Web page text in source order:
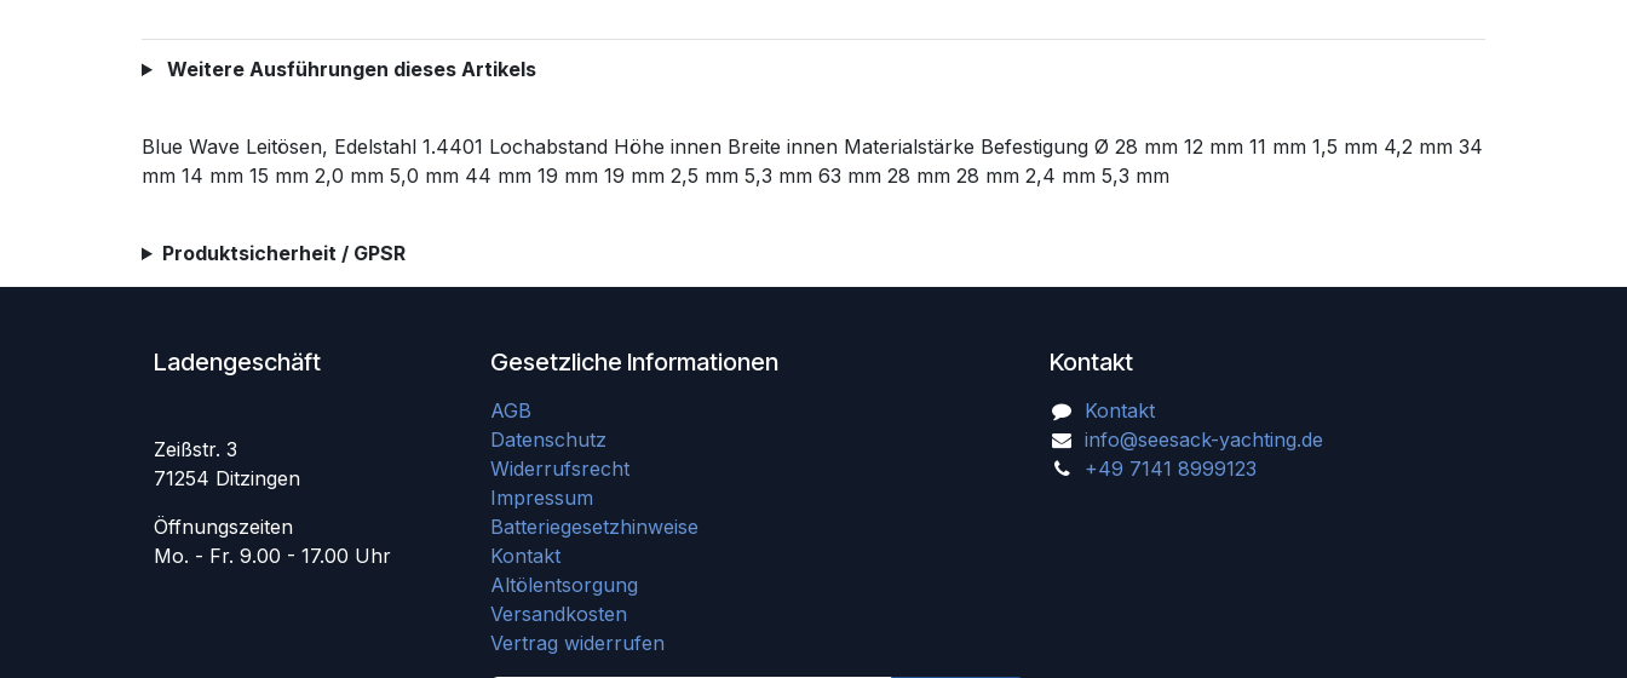
Weitere Ausführungen dieses Artikels
Blue Wave Leitösen, Edelstahl 1.4401 Lochabstand Höhe innen Breite innen Materialstärke Befestigung Ø 28 mm 12 mm 11 mm 1,5 mm 4,2 mm 34
mm 14 mm 15 mm 2,0 mm 5,0 mm 44 mm 19 mm 19 mm 2,5 mm 5,3 mm 63 mm 28 mm 28 mm 2,4 mm 5,3 mm
Produktsicherheit / GPSR
Ladengeschäft
Zeißstr. 3
71254 Ditzingen
Öffnungszeiten
Mo. - Fr. 9.00 - 17.00 Uhr
Kontakt
Kontakt
info@seesack-yachting.de
+49 7141 8999123
Gesetzliche Informationen
AGB
Datenschutz
Widerrufsrecht
Impressum
Batteriegesetzhinweise
Kontakt
Altölentsorgung
Versandkosten
Vertrag widerrufen